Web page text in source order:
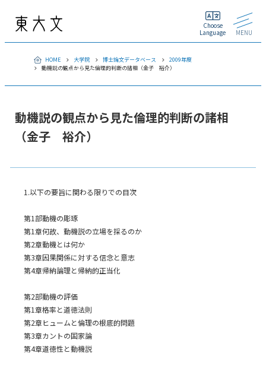
Choose
Language
MENU
HOME 大学院 博士論文データベース
2009年度
動機説の観点から見た倫理的判断の諸相（金子 裕介）
動機説の観点から見た倫理的判断の諸相
（金子 裕介）
1.以下の要旨に関わる限りでの目次
第1部動機の彫琢
第1章何故、動機説の立場を採るのか
第2章動機とは何か
第3章因果関係に対する信念と意志
第4章帰納論理と帰納的正当化
第2部動機の評価
第1章格率と道徳法則
第2章ヒュームと倫理の根底的問題
第3章カントの国家論
第4章道徳性と動機説